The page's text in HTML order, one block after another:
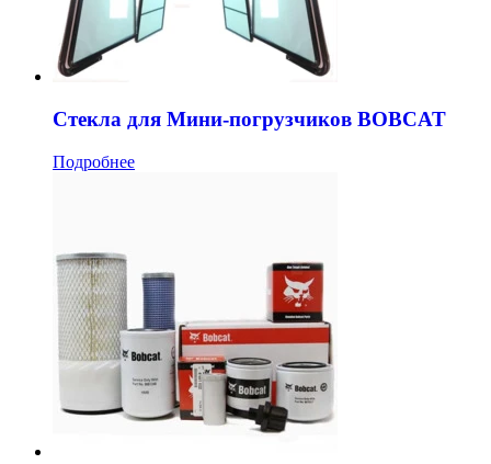
Стекла для Мини-погрузчиков BOBCAT
Подробнее